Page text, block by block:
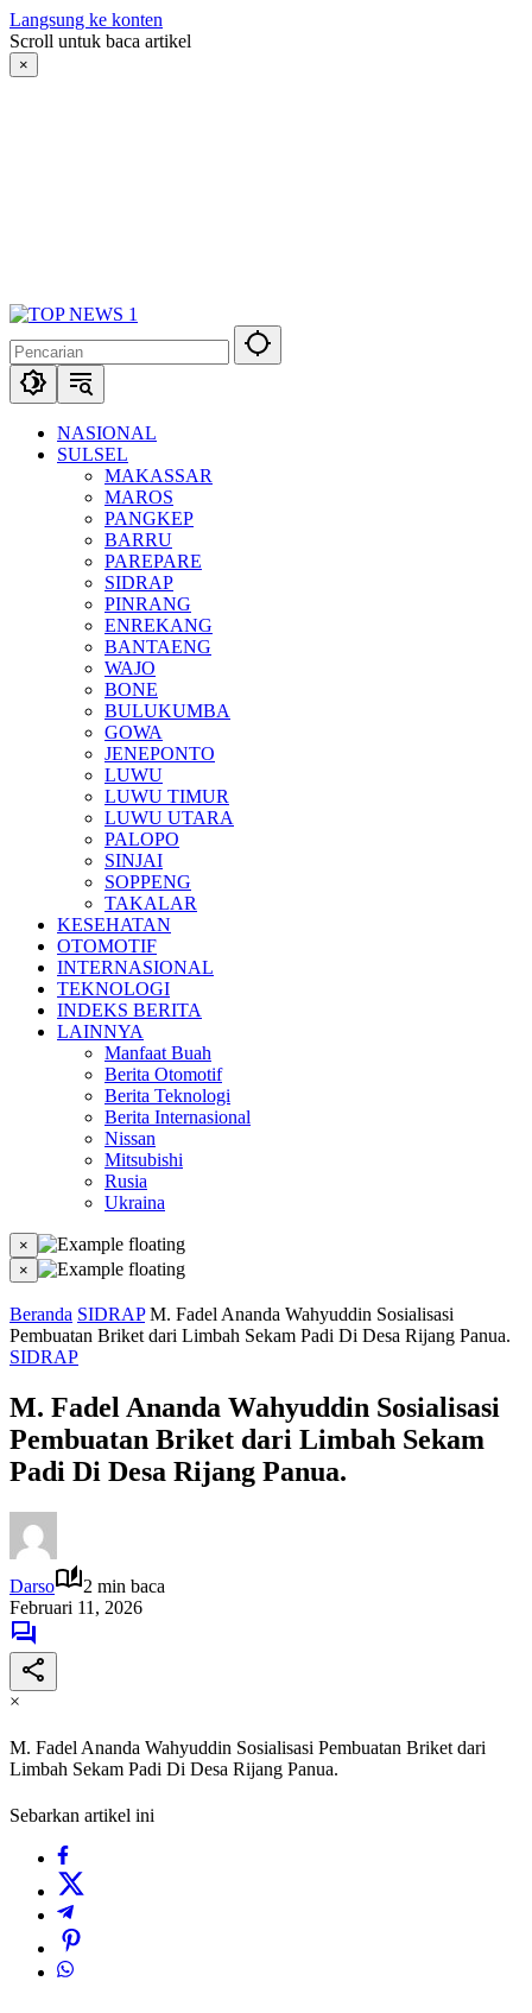
Langsung ke konten
Scroll untuk baca artikel
×
NASIONAL
SULSEL
MAKASSAR
MAROS
PANGKEP
BARRU
PAREPARE
SIDRAP
PINRANG
ENREKANG
BANTAENG
WAJO
BONE
BULUKUMBA
GOWA
JENEPONTO
LUWU
LUWU TIMUR
LUWU UTARA
PALOPO
SINJAI
SOPPENG
TAKALAR
KESEHATAN
OTOMOTIF
INTERNASIONAL
TEKNOLOGI
INDEKS BERITA
LAINNYA
Manfaat Buah
Berita Otomotif
Berita Teknologi
Berita Internasional
Nissan
Mitsubishi
Rusia
Ukraina
×
×
Beranda SIDRAP M. Fadel Ananda Wahyuddin Sosialisasi
Pembuatan Briket dari Limbah Sekam Padi Di Desa Rijang Panua.
SIDRAP
M. Fadel Ananda Wahyuddin Sosialisasi
Pembuatan Briket dari Limbah Sekam
Padi Di Desa Rijang Panua.
Darso
2 min baca
Februari 11, 2026
×
M. Fadel Ananda Wahyuddin Sosialisasi Pembuatan Briket dari
Limbah Sekam Padi Di Desa Rijang Panua.
Sebarkan artikel ini